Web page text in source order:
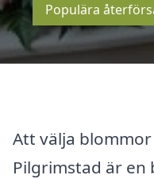
Populära
Att välja
Pilgrimstad är